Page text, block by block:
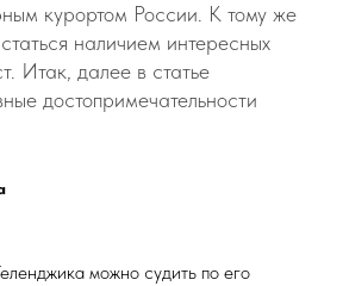
курортом России. К тому же
наличием интересных
Итак, далее в статье
достопримечательности
можно судить по его